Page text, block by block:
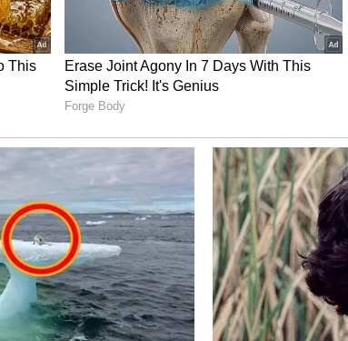
பதிலளித்தது. அவர்களுக்கும் ஒரு நல்ல ஆல்ரவுண்டர்
ரூபாயை எட்டியது. பின்னர் கே.கே.ஆர் 19.25 கோடி
மீண்டும் ஆர்.சி.பி விலை கூறியது. அதோடு நிற்கவில்லை.
ஆர்.சி.பி இன்னும் போட்டியில் இருந்தது. கொல்கத்தா